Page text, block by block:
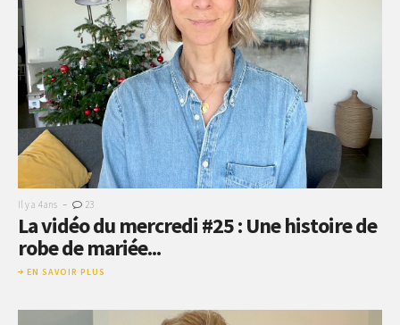
Il y a 4 ans - 23
La vidéo du mercredi #25 : Une histoire de
robe de mariée...
EN SAVOIR PLUS